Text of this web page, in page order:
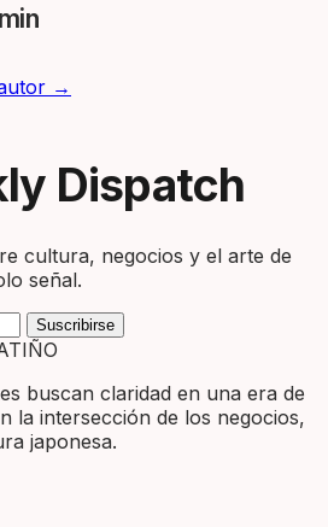
→
Dispatch
cultura, negocios y el arte de
señal.
Suscribirse
buscan claridad en una era de
la intersección de los negocios,
japonesa.